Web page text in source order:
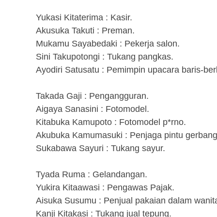
Yukasi Kitaterima : Kasir.
Akusuka Takuti : Preman.
Mukamu Sayabedaki : Pekerja salon.
Sini Takupotongi : Tukang pangkas.
Ayodiri Satusatu : Pemimpin upacara baris-
Takada Gaji : Pengangguran.
Aigaya Sanasini : Fotomodel.
Kitabuka Kamupoto : Fotomodel p*rno.
Akubuka Kamumasuki : Penjaga pintu
Sukabawa Sayuri : Tukang sayur.
Tyada Ruma : Gelandangan.
Yukira Kitaawasi : Pengawas Pajak.
Aisuka Susumu : Penjual pakaian dalam
Kanji Kitakasi : Tukang jual tepung.